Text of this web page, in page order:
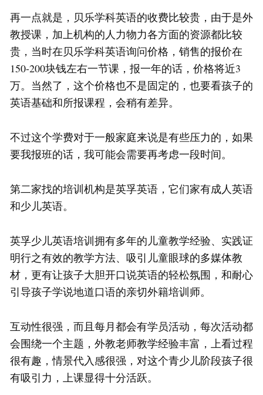
再一点就是，贝乐学科英语的收费比较贵，由于是外
教授课，加上机构的人力物力各方面的资源都比较
贵，当时在贝乐学科英语询问价格，销售的报价在
150-200块钱左右一节课，报一年的话，价格将近3
万。当然了，这个价格也不是固定的，也要看孩子的
英语基础和所报课程，会稍有差异。
不过这个学费对于一般家庭来说是有些压力的，如果
要我报班的话，我可能会需要再考虑一段时间。
第二家找的培训机构是英孚英语，它们家有成人英语
和少儿英语。
英孚少儿英语培训拥有多年的儿童教学经验、实践证
明行之有效的教学方法、吸引儿童眼球的多媒体教
材，更有让孩子大胆开口说英语的轻松氛围，和耐心
引导孩子学说地道口语的亲切外籍培训师。
互动性很强，而且每月都会有学员活动，每次活动都
会围绕一个主题，外教老师教学经验丰富，上看过程
很有趣，情景代入感很强，对这个青少儿阶段孩子很
有吸引力，上课显得十分活跃。